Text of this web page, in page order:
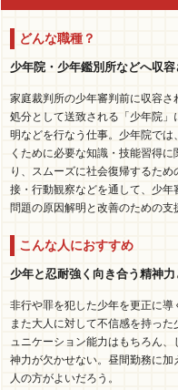
どんな職種？
少年院・少年鑑別所などへ収
家庭裁判所の少年審判前に収容
処分として送致される「少年院
明などを行なう仕事。少年院で
くために必要な知識・技能習得
り、スムーズに社会復帰するた
接・行動観察などを通して、少年
問題の原因解明と改善のための支
こんな人におすすめ
少年と忍耐強く向き合う精神
非行や罪を犯した少年を更正に導
また大人に対して不信感を持っ
ュニケーション能力はもちろん
神力が欠かせない。昼間勤務に
人の方がよいだろう。